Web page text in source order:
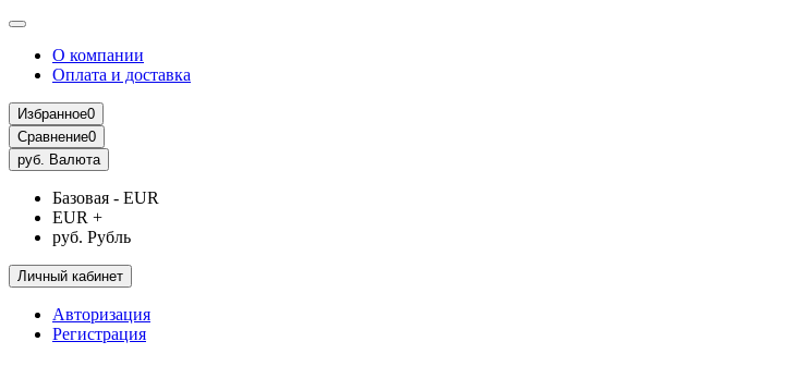
О компании
Оплата и доставка
Избранное0
Сравнение0
руб. Валюта
Базовая - EUR
EUR +
руб. Рубль
Личный кабинет
Авторизация
Регистрация